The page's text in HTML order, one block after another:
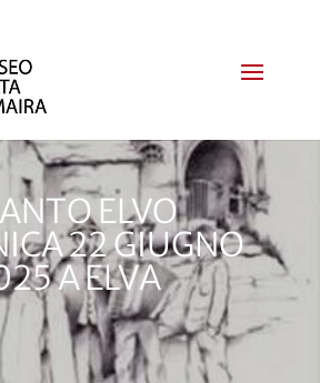
ELVO
22 GIUGNO
A ELVA